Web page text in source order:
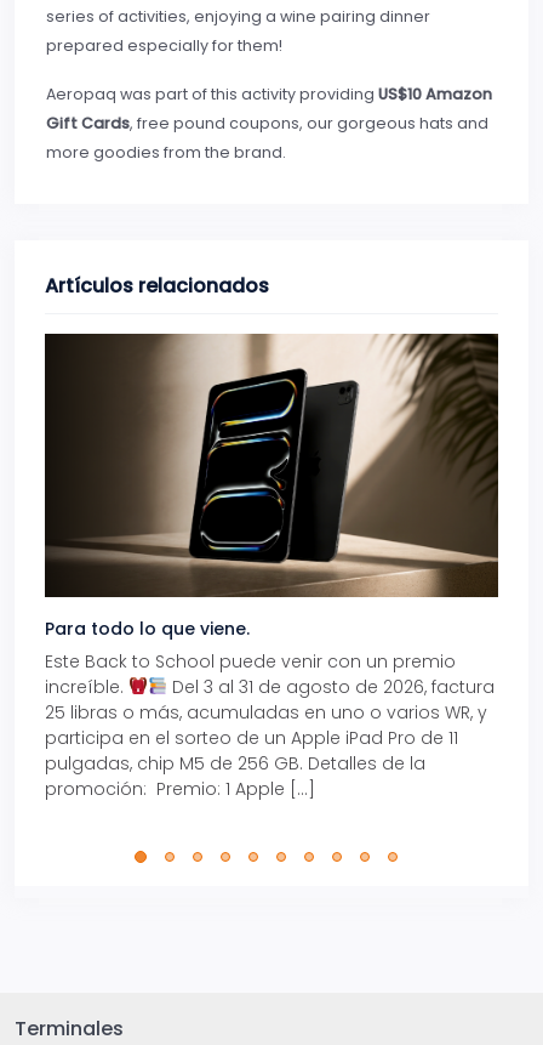
series of activities, enjoying a wine pairing dinner
prepared especially for them!
Aeropaq was part of this activity providing US$10 Amazon
Gift Cards, free pound coupons, our gorgeous hats and
more goodies from the brand.
Artículos relacionados
Para todo lo que viene.
Este Back to School puede venir con un premio
increíble.
Del 3 al 31 de agosto de 2026, factura
25 libras o más, acumuladas en uno o varios WR, y
participa en el sorteo de un Apple iPad Pro de 11
pulgadas, chip M5 de 256 GB. Detalles de la
promoción: Premio: 1 Apple […]
Terminales